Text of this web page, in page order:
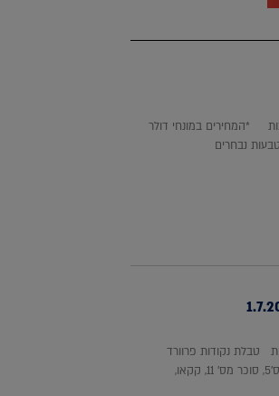
*המחירים במונחי דולר
נבחרים
טבלת נקודות פרוורד